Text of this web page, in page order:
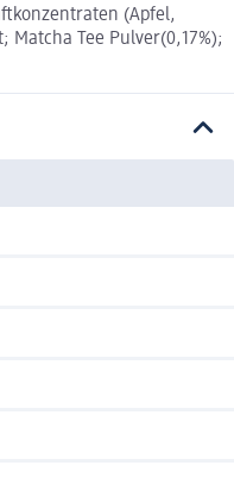
(Apfel,
Tee Pulver(0,17%);